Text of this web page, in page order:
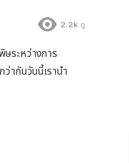
2.2k ดู
ระหว่างการ
ากันวันนี้เรานำ